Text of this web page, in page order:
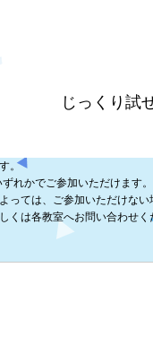
じっくり試
。
れかでご参加いただけます。
っては、ご参加いただけない
くは各教室へお問い合わせく